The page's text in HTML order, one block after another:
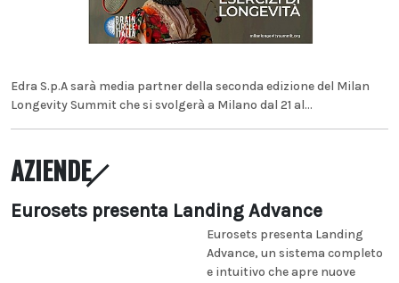
Edra S.p.A sarà media partner della seconda edizione del Milan
Longevity Summit che si svolgerà a Milano dal 21 al...
AZIENDE
Eurosets presenta Landing Advance
Eurosets presenta Landing
Advance, un sistema completo
e intuitivo che apre nuove